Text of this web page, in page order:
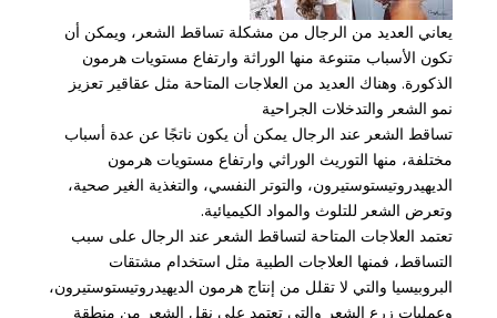
يعاني العديد من الرجال من مشكلة تساقط الشعر، ويمكن أن
تكون الأسباب متنوعة منها الوراثة وارتفاع مستويات هرمون
الذكورة. وهناك العديد من العلاجات المتاحة مثل عقاقير تعزيز
نمو الشعر والتدخلات الجراحية
تساقط الشعر عند الرجال يمكن أن يكون ناتجًا عن عدة أسباب
مختلفة، منها التوريث الوراثي وارتفاع مستويات هرمون
الديهيدروتيستوستيرون، والتوتر النفسي، والتغذية الغير صحية،
وتعرض الشعر للتلوث والمواد الكيميائية.
تعتمد العلاجات المتاحة لتساقط الشعر عند الرجال على سبب
التساقط، فمنها العلاجات الطبية مثل استخدام مشتقات
البروبيسيا والتي لا تقلل من إنتاج هرمون الديهيدروتيستوستيرون،
وعمليات زرع الشعر والتي تعتمد على نقل الشعر من منطقة